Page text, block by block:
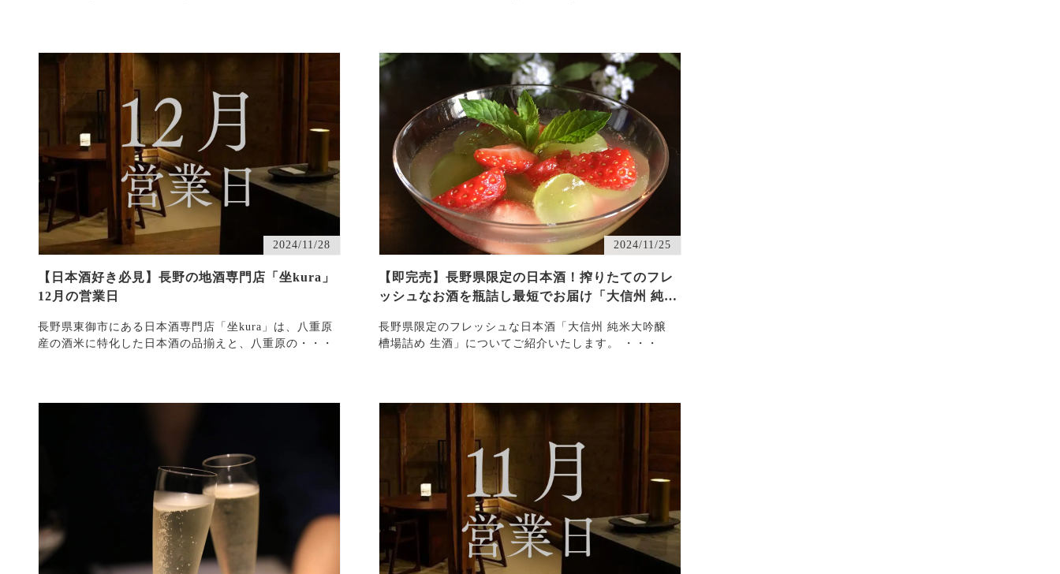
2024/11/28
【日本酒好き必見】長野の地酒専門店「坐kura」
12月の営業日
長野県東御市にある日本酒専門店「坐kura」は、八重原
産の酒米に特化した日本酒の品揃えと、八重原の・・・
2024/11/25
【即完売】長野県限定の日本酒！搾りたてのフレ
ッシュなお酒を瓶詰し最短でお届け「大信州 純米
長野県限定のフレッシュな日本酒「大信州 純米大吟醸
槽場詰め 生酒」についてご紹介いたします。 ・・・